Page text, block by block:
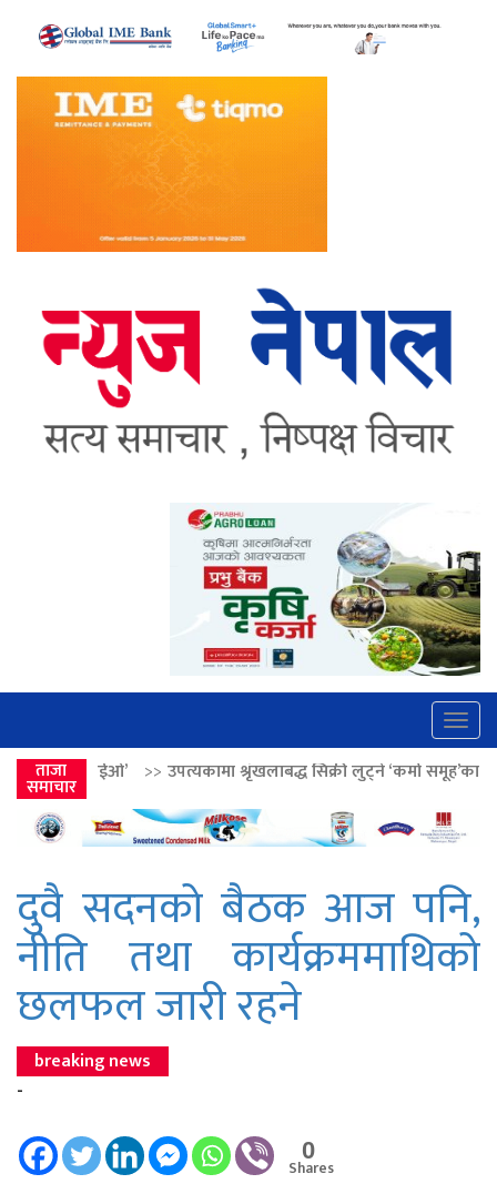
ताजा
समाचार
उपत्यकामा श्रृंखलाबद्ध सिक्री लुट्ने ‘कर्मा समूह’का नाइकेसहित पाँच पक्राउ
दुवै सदनको बैठक आज पनि,
नीति तथा कार्यक्रममाथिको
छलफल जारी रहने
breaking news
-
0
Shares